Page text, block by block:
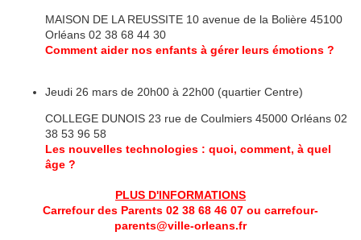
MAISON DE LA REUSSITE 10 avenue de la Bolière 45100
Orléans 02 38 68 44 30
Comment aider nos enfants à gérer leurs émotions ?
Jeudi 26 mars de 20h00 à 22h00 (quartier Centre)
COLLEGE DUNOIS 23 rue de Coulmiers 45000 Orléans 02
38 53 96 58
Les nouvelles technologies : quoi, comment, à quel
âge ?
PLUS D'INFORMATIONS
Carrefour des Parents 02 38 68 46 07 ou carrefour-
parents@ville-orleans.fr